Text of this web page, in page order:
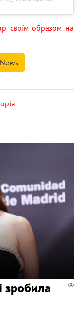
своїм образом на
зробила